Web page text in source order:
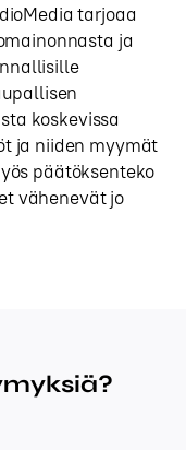
tarjoaa
ja
koskevissa
ja niiden myymät
päätöksenteko
vähenevät jo